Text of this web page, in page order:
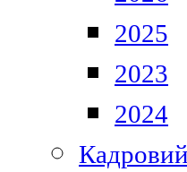
2025
2023
2024